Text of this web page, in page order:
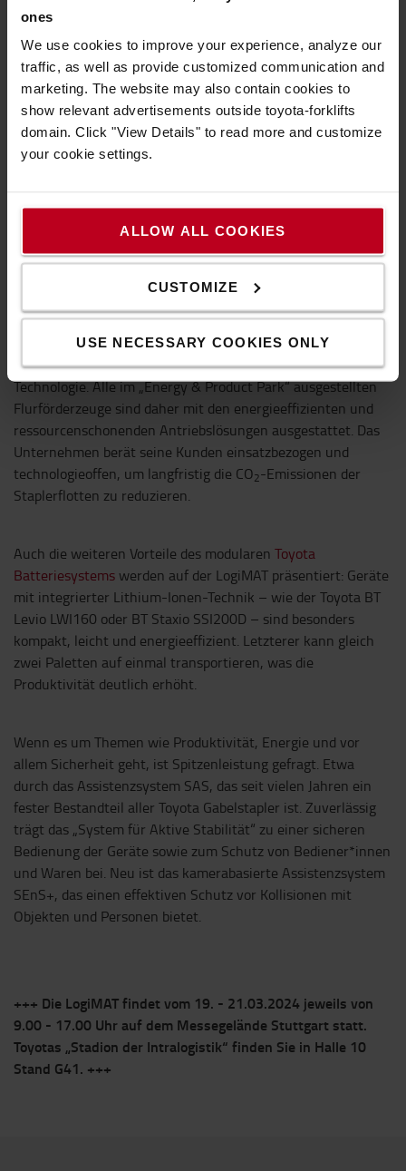
ones
We use cookies to improve your experience, analyze our
traffic, as well as provide customized communication and
marketing. The website may also contain cookies to
show relevant advertisements outside toyota-forklifts
domain. Click "View Details" to read more and customize
your cookie settings.
ALLOW ALL COOKIES
CUSTOMIZE
USE NECESSARY COOKIES ONLY
wirtschaft? Wie können die Anforderungen des Green Deal
was noch wichtiger ist, wie lassen sich Nachhaltigkeit und
Gewinn miteinander vereinbaren?" Marc Maureaux wird in
seinem Vortrag auf diese Fragen eingehen. Der Senior
Sustainability Manager wird einen Einblick geben, wie Toyota
diese Prioritäten angeht und Lösungen für seine Kunden und
die gesamte Wertschöpfungskette anbietet.
Die Toyota Geräte sind die wahren Athleten für jede
Lagerdisziplin. Um Kunden bei der Reduktion von CO -
Emissionen zu unterstützen, setzt Toyota Material Handling
verstärkt auf die Lithium-Ionen- und Brennstoffzellen-
Technologie. Alle im „Energy & Product Park“ ausgestellten
Flurförderzeuge sind daher mit den energieeffizienten und
ressourcenschonenden Antriebslösungen ausgestattet. Das
Unternehmen berät seine Kunden einsatzbezogen und
technologieoffen, um langfristig die CO2-Emissionen der
Staplerflotten zu reduzieren.
Auch die weiteren Vorteile des modularen Toyota
Batteriesystems werden auf der LogiMAT präsentiert: Geräte
mit integrierter Lithium-Ionen-Technik – wie der Toyota BT
Levio LWI160 oder BT Staxio SSI200D – sind besonders
kompakt, leicht und energieeffizient. Letzterer kann gleich
zwei Paletten auf einmal transportieren, was die
Produktivität deutlich erhöht.
Wenn es um Themen wie Produktivität, Energie und vor
allem Sicherheit geht, ist Spitzenleistung gefragt. Etwa
durch das Assistenzsystem SAS, das seit vielen Jahren ein
fester Bestandteil aller Toyota Gabelstapler ist. Zuverlässig
trägt das „System für Aktive Stabilität“ zu einer sicheren
Bedienung der Geräte sowie zum Schutz von Bediener*innen
und Waren bei. Neu ist das kamerabasierte Assistenzsystem
SEnS+, das einen effektiven Schutz vor Kollisionen mit
Objekten und Personen bietet.
+++ Die LogiMAT findet vom 19. - 21.03.2024 jeweils von
9.00 - 17.00 Uhr auf dem Messegelände Stuttgart statt.
Toyotas „Stadion der Intralogistik“ finden Sie in Halle 10
Stand G41. +++